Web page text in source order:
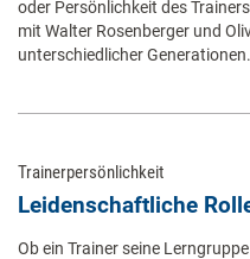
oder Persönlichkeit des
mit Walter Rosenberger und
unterschiedlicher Generationen.
Trainerpersönlichkeit
Leidenschaftliche
Ob ein Trainer seine